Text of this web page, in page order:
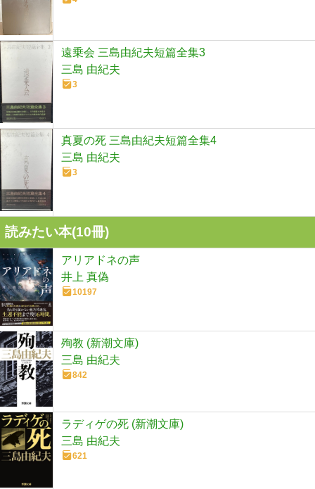
遠乗会 三島由紀夫短篇全集3
三島 由紀夫
3
真夏の死 三島由紀夫短篇全集4
三島 由紀夫
3
読みたい本(10冊)
アリアドネの声
井上 真偽
10197
殉教 (新潮文庫)
三島 由紀夫
842
ラディゲの死 (新潮文庫)
三島 由紀夫
621